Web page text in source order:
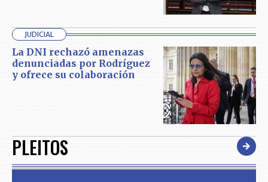
JUDICIAL
La DNI rechazó amenazas
denunciadas por Rodríguez
y ofrece su colaboración
PLEITOS